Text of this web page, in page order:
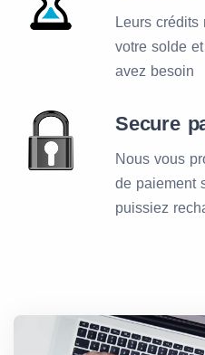
Leurs crédits
votre solde
avez besoin
Secure
Nous vous
de paiement
puissiez